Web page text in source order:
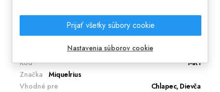
Silikónové digitálne hodinky - Mačička
Śtýlove hodinky pre malých krpcov.
Kód
MR1
Značka
Miquelrius
Vhodné pre
Chlapec, Dievča
Prijať všetky súbory cookie
Nastavenia súborov cookie